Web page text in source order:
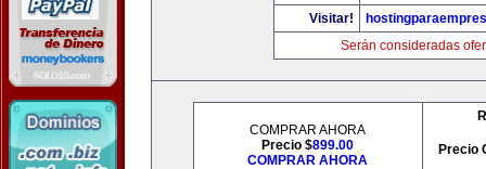
Visitar!
Serán consideradas
COMPRAR AHORA
Precio $899.00
COMPRAR AHORA
Precio